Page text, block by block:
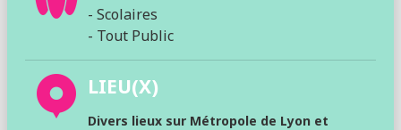
- Scolaires
- Tout Public
LIEU(X)
Divers lieux sur Métropole de Lyon et